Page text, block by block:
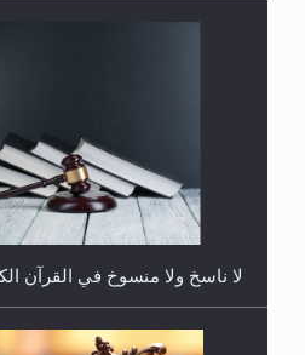
هل يُحسب حول الزكاة وفق السنة
لا ناسخ ولا منسوخ في القرآن